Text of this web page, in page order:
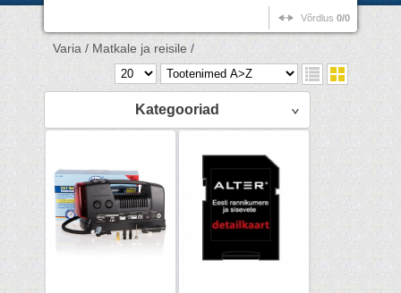
Võrdlus 0/0
Varia / Matkale ja reisile /
Kategooriad